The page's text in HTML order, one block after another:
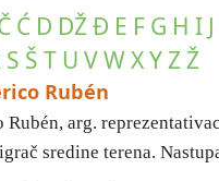
Ć D DŽĐ E F G H I J
S Š T U VW XYZŽ
Rubén
Rubén, arg.
sredine terena.